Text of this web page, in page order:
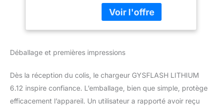
(maintien de charge)
jusqu'à[Ah] - 125;
10 x 52cm; Type de
65; Type - Lithium-Fer
Phosphat, (LiFePO4);
Protection contre courts-
Déballage et premières impressions
Dès la réception du colis, le chargeur GYSFLASH LITHIUM
6.12 inspire confiance. L’emballage, bien que simple, protège
efficacement l’appareil. Un utilisateur a rapporté avoir reçu